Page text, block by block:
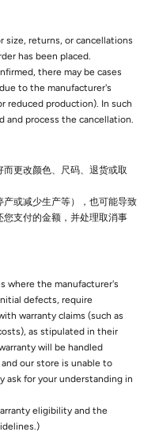
size, returns, or cancellations
has been placed.
there may be cases
to the manufacturer's
reduced production). In such
and process the cancellation.
更改颜色、尺码、退货或取
或减少生产等），也可能导致
支付的金额，并处理取消事
where the manufacturer's
defects, require
warranty claims (such as
as stipulated in their
will be handled
our store is unable to
ask for your understanding in
eligibility and the